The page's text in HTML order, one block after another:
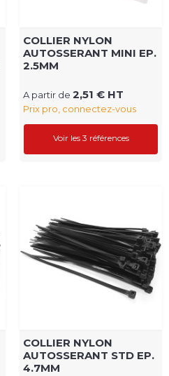
COLLIER NYLON
AUTOSSERANT MINI EP.
2.5MM
A partir de 2,51 € HT
Prix pro, connectez-vous
Voir les 3 références
COLLIER NYLON
AUTOSSERANT STD EP.
4.7MM